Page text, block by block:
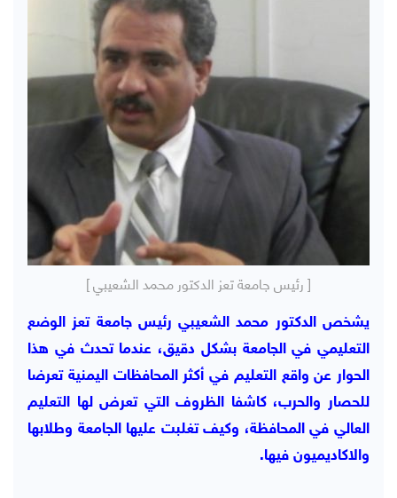
[ رئيس جامعة تعز الدكتور محمد الشعيبي ]
يشخص الدكتور محمد الشعيبي رئيس جامعة تعز الوضع
التعليمي في الجامعة بشكل دقيق، عندما تحدث في هذا
الحوار عن واقع التعليم في أكثر المحافظات اليمنية تعرضا
للحصار والحرب، كاشفا الظروف التي تعرض لها التعليم
العالي في المحافظة، وكيف تغلبت عليها الجامعة وطلابها
والاكاديميون فيها.